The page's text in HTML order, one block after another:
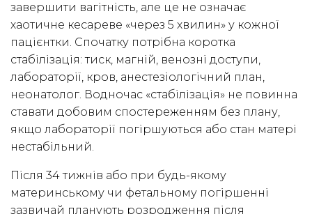
завершити вагітність, але це не означає
хаотичне кесареве «через 5 хвилин» у кожної
пацієнтки. Спочатку потрібна коротка
стабілізація: тиск, магній, венозні доступи,
лабораторії, кров, анестезіологічний план,
неонатолог. Водночас «стабілізація» не повинна
ставати добовим спостереженням без плану,
якщо лабораторії погіршуються або стан матері
нестабільний.
Після 34 тижнів або при будь-якому
материнському чи фетальному погіршенні
зазвичай планують розродження після